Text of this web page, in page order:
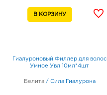
Гиалуроновый Филлер для волос
Умное Увл 10мл*4шт
Белита / Сила Гиалурона